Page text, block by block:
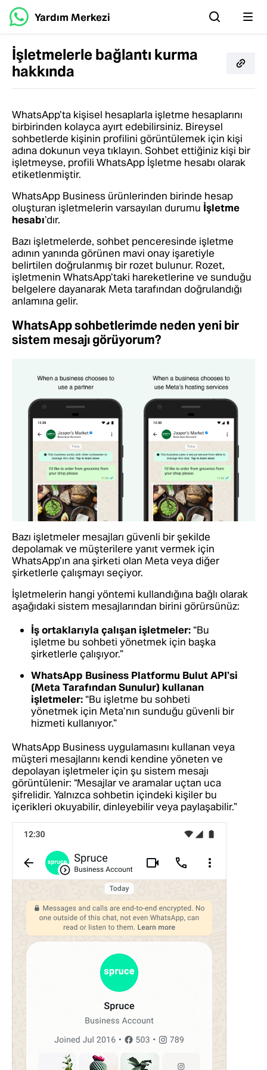
Yardım Merkezi
İşletmelerle bağlantı kurma
hakkında
WhatsApp’ta kişisel hesaplarla işletme hesaplarını
birbirinden kolayca ayırt edebilirsiniz. Bireysel
sohbetlerde kişinin profilini görüntülemek için kişi
adına dokunun veya tıklayın. Sohbet ettiğiniz kişi bir
işletmeyse, profili WhatsApp İşletme hesabı olarak
etiketlenmiştir.
WhatsApp Business ürünlerinden birinde hesap
oluşturan işletmelerin varsayılan durumu İşletme
hesabı’dır.
Bazı işletmelerde, sohbet penceresinde işletme
adının yanında görünen mavi onay işaretiyle
belirtilen doğrulanmış bir rozet bulunur. Rozet,
işletmenin WhatsApp’taki hareketlerine ve sunduğu
belgelere dayanarak Meta tarafından doğrulandığı
anlamına gelir.
WhatsApp sohbetlerimde neden yeni bir
sistem mesajı görüyorum?
Bazı işletmeler mesajları güvenli bir şekilde
depolamak ve müşterilere yanıt vermek için
WhatsApp’ın ana şirketi olan Meta veya diğer
şirketlerle çalışmayı seçiyor.
İşletmelerin hangi yöntemi kullandığına bağlı olarak
aşağıdaki sistem mesajlarından birini görürsünüz:
İş ortaklarıyla çalışan işletmeler:“Bu
işletme bu sohbeti yönetmek için başka
şirketlerle çalışıyor.”
WhatsApp Business Platformu Bulut API’si
(Meta Tarafından Sunulur) kullanan
işletmeler:“Bu işletme bu sohbeti
yönetmek için Meta’nın sunduğu güvenli bir
hizmeti kullanıyor.”
WhatsApp Business uygulamasını kullanan veya
müşteri mesajlarını kendi kendine yöneten ve
depolayan işletmeler için şu sistem mesajı
görüntülenir: “Mesajlar ve aramalar uçtan uca
şifrelidir. Yalnızca sohbetin içindeki kişiler bu
içerikleri okuyabilir, dinleyebilir veya paylaşabilir.”